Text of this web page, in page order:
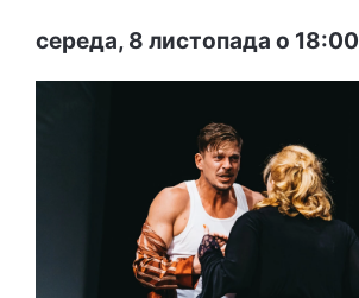
середа, 8 листопада о 18:00